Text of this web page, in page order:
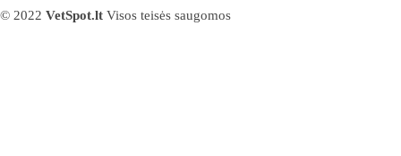
© 2022 VetSpot.lt Visos teisės saugomos